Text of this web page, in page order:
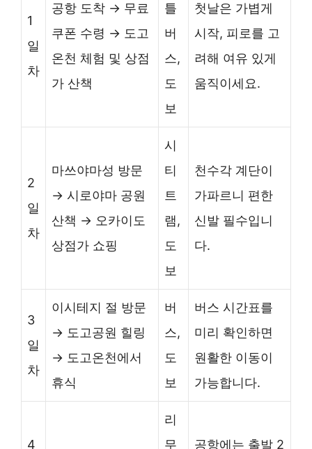
1
일
차
공항 도착 → 무료
쿠폰 수령 → 도고
온천 체험 및 상점
가 산책
틀
버
스,
도
보
첫날은 가볍게
시작, 피로를 고
려해 여유 있게
움직이세요.
2
일
차
마쓰야마성 방문
→ 시로야마 공원
산책 → 오카이도
상점가 쇼핑
시
티
트
램,
도
보
천수각 계단이
가파르니 편한
신발 필수입니
다.
3
일
차
이시테지 절 방문
→ 도고공원 힐링
→ 도고온천에서
휴식
버
스,
도
보
버스 시간표를
미리 확인하면
원활한 이동이
가능합니다.
4
리
무
공항에는 출발 2